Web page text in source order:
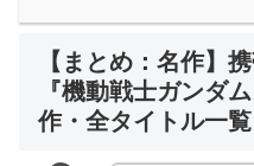
【まとめ：名作】
『機動戦士ガンダ
作・全タイトル一